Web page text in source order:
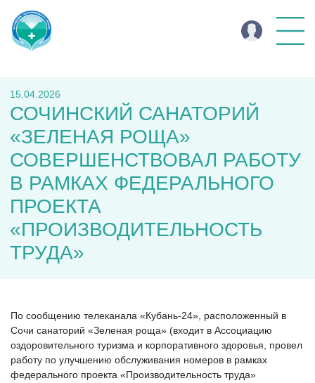
15.04.2026
СОЧИНСКИЙ САНАТОРИЙ
«ЗЕЛЕНАЯ РОЩА»
СОВЕРШЕНСТВОВАЛ РАБОТУ
В РАМКАХ ФЕДЕРАЛЬНОГО
ПРОЕКТА
«ПРОИЗВОДИТЕЛЬНОСТЬ
ТРУДА»
По сообщению телеканала «Кубань-24», расположенный в
Сочи санаторий «Зеленая роща» (входит в Ассоциацию
оздоровительного туризма и корпоративного здоровья, провел
работу по улучшению обслуживания номеров в рамках
федерального проекта «Производительность труда»